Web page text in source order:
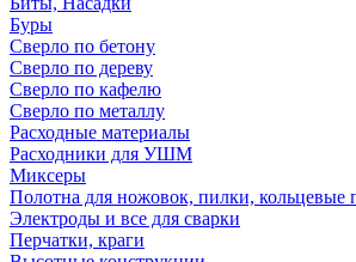
Буры
Сверло по бетону
Сверло по дереву
Сверло по кафелю
Сверло по металлу
Расходные материалы
Расходники для УШМ
Миксеры
Полотна для ножовок, пилки, кольцевые
Электроды и все для сварки
Перчатки, краги